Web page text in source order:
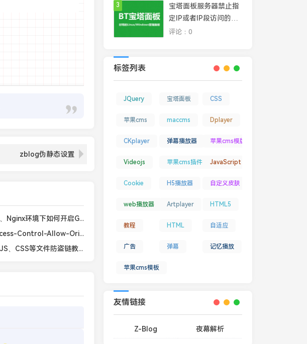
zblog伪静态设置
Windows宝塔面板的Apache、Nginx环境下如何开启Gzip压缩
宝塔面板中Nginx跨域问题Access-Control-Allow-Origin
宝塔面板如何开启网站图片、JS、CSS等文件防盗链教程
3
宝塔面板服务器禁止指
定IP或者IP段访问的几
种常见方法
评论：0
标签列表
JQuery 宝塔面板 CSS
苹果cms maccms Dplayer
CKplayer 弹幕播放器 苹果cms模版
Videojs 苹果cms插件 JavaScript
Cookie H5播放器 自定义皮肤
web播放器 Artplayer HTML5
教程 HTML 自适应
广告 弹幕 记忆播放
苹果cms模板
友情链接
Z-Blog 夜幕解析